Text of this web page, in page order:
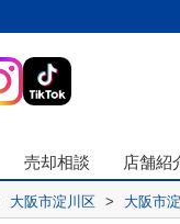
売却相談 店舗紹
大阪市淀川区 > 大阪市